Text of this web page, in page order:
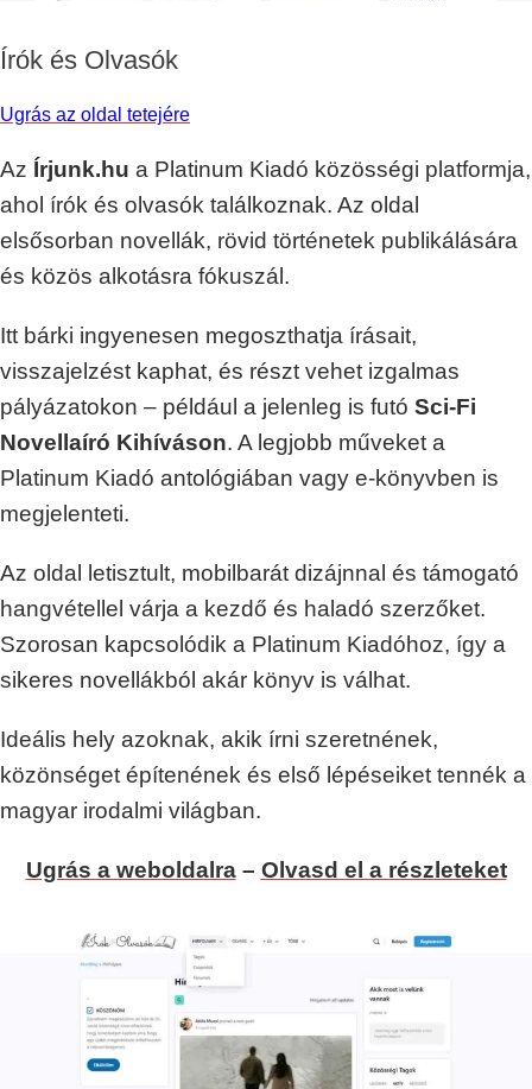
Írók és Olvasók
Ugrás az oldal tetejére
Az Írjunk.hu a Platinum Kiadó közösségi platformja,
ahol írók és olvasók találkoznak. Az oldal
elsősorban novellák, rövid történetek publikálására
és közös alkotásra fókuszál.
Itt bárki ingyenesen megoszthatja írásait,
visszajelzést kaphat, és részt vehet izgalmas
pályázatokon – például a jelenleg is futó Sci-Fi
Novellaíró Kihíváson. A legjobb műveket a
Platinum Kiadó antológiában vagy e-könyvben is
megjelenteti.
Az oldal letisztult, mobilbarát dizájnnal és támogató
hangvétellel várja a kezdő és haladó szerzőket.
Szorosan kapcsolódik a Platinum Kiadóhoz, így a
sikeres novellákból akár könyv is válhat.
Ideális hely azoknak, akik írni szeretnének,
közönséget építenének és első lépéseiket tennék a
magyar irodalmi világban.
Ugrás a weboldalra– Olvasd el a részleteket